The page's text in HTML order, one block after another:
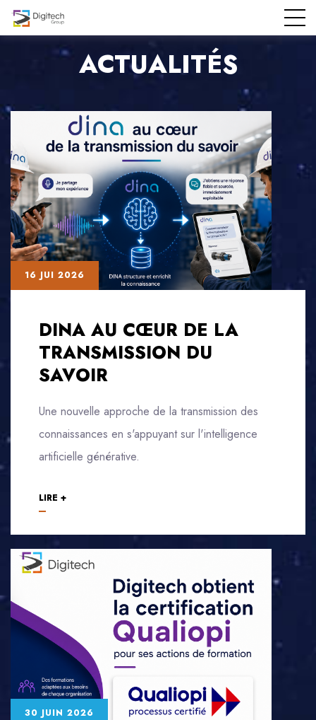
ACTUALITÉS
16 JUI 2026
DINA AU CŒUR DE LA
TRANSMISSION DU
SAVOIR
Une nouvelle approche de la transmission des
connaissances en s'appuyant sur l'intelligence
artificielle générative.
LIRE +
30 JUIN 2026